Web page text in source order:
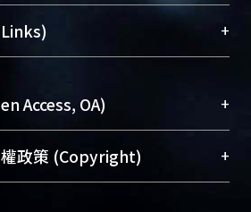
與學術庫（AH）不同功能平
藏NTU scholars。期能整合研
and promote researcher
works, Library integrates the
with “Academic
Library)
(Medical Library)
+
Access, OA) +
角度提升資訊取用性的社會運
上是透過將研究著作公開供使
政策 (Copyright) +